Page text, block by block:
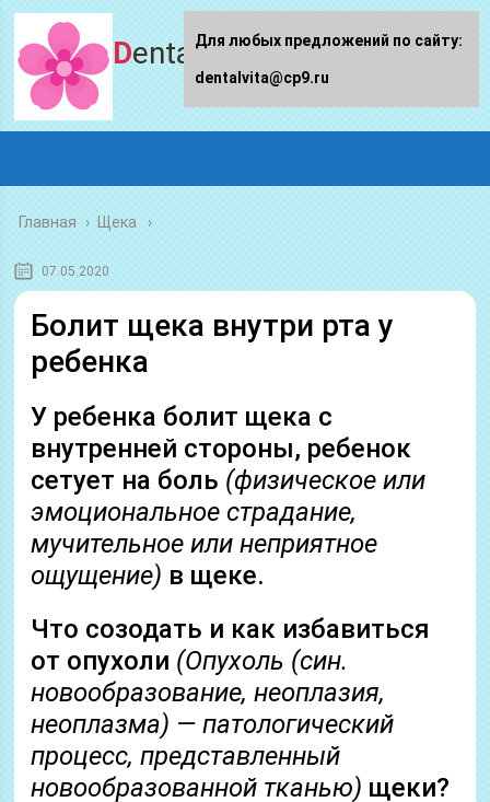
Dentalvita.ru
Главная › Щека
07.05.2020
Болит щека внутри рта у
ребенка
У ребенка болит щека с
внутренней стороны, ребенок
сетует на боль (физическое или
эмоциональное страдание,
мучительное или неприятное
ощущение) в щеке.
Что созодать и как избавиться
от опухоли (Опухоль (син.
новообразование, неоплазия,
неоплазма) — патологический
процесс, представленный
новообразованной тканью) щеки?
Для любых предложений по сайту:
dentalvita@cp9.ru